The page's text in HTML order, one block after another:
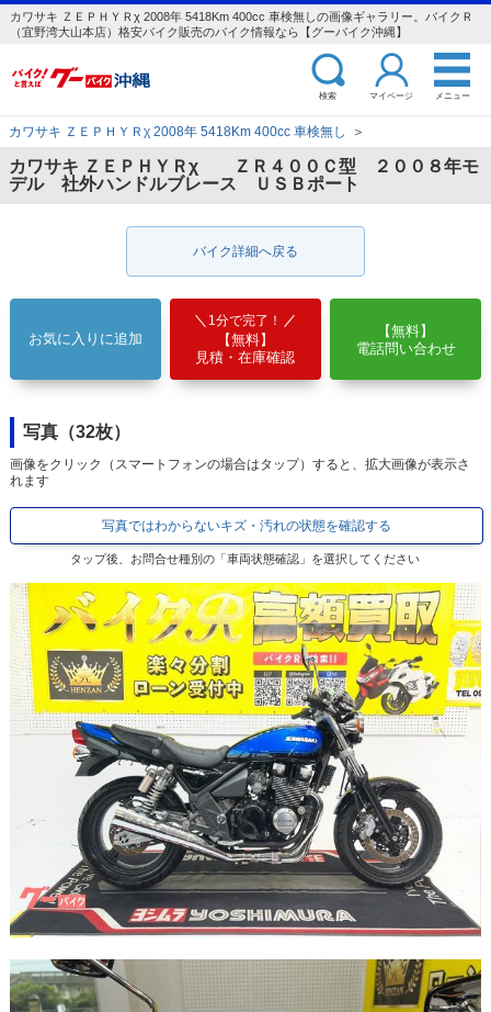
カワサキ ＺＥＰＨＹＲχ 2008年 5418Km 400cc 車検無しの画像ギャラリー。バイクＲ
（宜野湾大山本店）格安バイク販売のバイク情報なら【グーバイク沖縄】
検索 マイページ メニュー
カワサキ ＺＥＰＨＹＲχ 2008年 5418Km 400cc 車検無し ＞
カワサキ ＺＥＰＨＹＲχ ＺＲ４００Ｃ型 ２００８年モ
デル 社外ハンドルブレース ＵＳＢポート
バイク詳細へ戻る
お気に入りに追加
1分で完了！
【無料】
見積・在庫確認
【無料】
電話問い合わせ
写真（32枚）
画像をクリック（スマートフォンの場合はタップ）すると、拡大画像が表示さ
れます
写真ではわからないキズ・汚れの状態を確認する
タップ後、お問合せ種別の「車両状態確認」を選択してください